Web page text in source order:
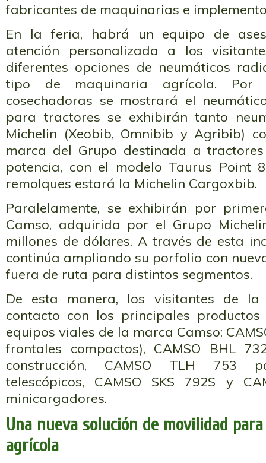
fabricantes de maquinarias e
En la feria, habrá un equipo de
atención personalizada a los
diferentes opciones de neumáticos
tipo de maquinaria agrícola. Por
cosechadoras se mostrará el
para tractores se exhibirán tanto
Michelin (Xeobib, Omnibib y Agribib)
marca del Grupo destinada a
potencia, con el modelo Taurus Point
remolques estará la Michelin Cargoxbib.
Paralelamente, se exhibirán por
Camso, adquirida por el Grupo
millones de dólares. A través de esta
continúa ampliando su porfolio con
fuera de ruta para distintos segmentos.
De esta manera, los visitantes de la
contacto con los principales
equipos viales de la marca Camso:
frontales compactos), CAMSO BHL
construcción, CAMSO TLH 753
telescópicos, CAMSO SKS 792S y
minicargadores.
Una nueva solución de movilidad
agrícola